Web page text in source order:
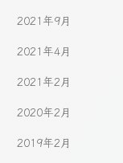
2021年9月
2021年4月
2021年2月
2020年2月
2019年2月